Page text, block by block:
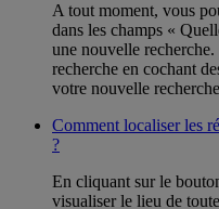
A tout moment, vous
dans les champs «
une nouvelle
recherche en cochant
votre nouvelle
Comment localiser les
?
En cliquant sur le
visualiser le lieu de